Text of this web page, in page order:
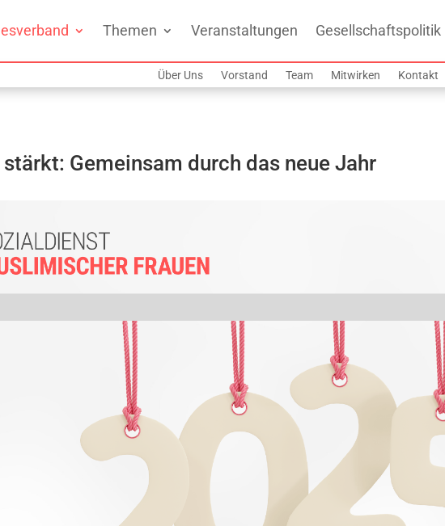
Themen Veranstaltungen Gesellschaftspolitik
Über Uns Vorstand Team Mitwirken Kontakt
Gemeinsam durch das neue Jahr